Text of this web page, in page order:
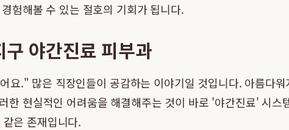
험해볼 수 있는 절호의 기회가 됩니다.
야간진료 피부과
." 많은 직장인들이 공감하는 이야기일 것입니다. 아름다
현실적인 어려움을 해결해주는 것이 바로 '야간진료' 시스
은 존재입니다.